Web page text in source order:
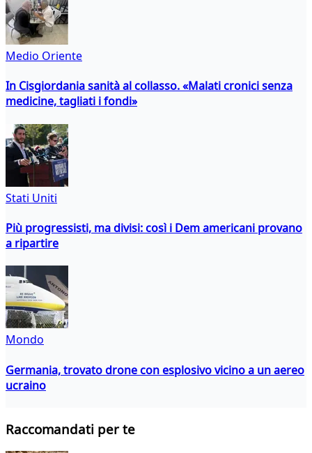
Medio Oriente
In Cisgiordania sanità al collasso. «Malati cronici senza
medicine, tagliati i fondi»
Stati Uniti
Più progressisti, ma divisi: così i Dem americani provano
a ripartire
Mondo
Germania, trovato drone con esplosivo vicino a un aereo
ucraino
Raccomandati per te